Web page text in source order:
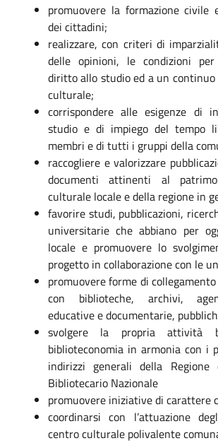
promuovere la formazione civile
dei cittadini;
realizzare, con criteri di
delle opinioni, le condizioni per
diritto allo studio ed a un
culturale;
corrispondere alle esigenze di
studio e di impiego del tempo
membri e di tutti i gruppi della
raccogliere e valorizzare
documenti attinenti al
culturale locale e della regione in
favorire studi, pubblicazioni,
universitarie che abbiano per
locale e promuovere lo
progetto in collaborazione con le
promuovere forme di
con biblioteche, archivi,
educative e documentarie,
svolgere la propria attività
biblioteconomia in armonia con i
indirizzi generali della
Bibliotecario Nazionale
promuovere iniziative di carattere
coordinarsi con l’attuazione
centro culturale polivalente